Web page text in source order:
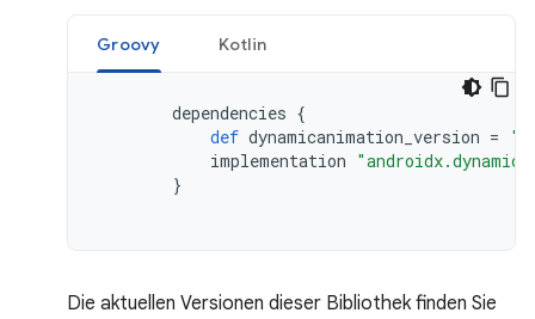
Groovy Kotlin
dependencies {
def dynamicanimation_version =
implementation
}
Die aktuellen Versionen dieser Bibliothek finden Sie